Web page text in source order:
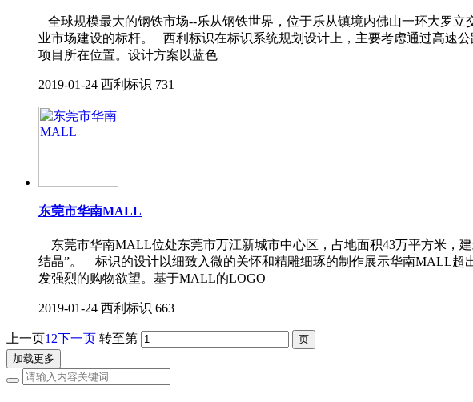
全球规模最大的钢铁市场--乐从钢铁世界，位于乐从镇境内佛山一环大罗
业市场建设的标杆。 西利标识在标识系统规划设计上，主要考虑通过高速
项目所在位置。设计方案以蓝色
2019-01-24 西利标识 731
东莞市华南MALL
东莞市华南MALL位处东莞市万江新城市中心区，占地面积43万平方米，
结晶”。 标识的设计以细致入微的关怀和精雕细琢的制作展示华南MALL超
发强烈的购物欲望。基于MALL的LOGO
2019-01-24 西利标识 663
上一页1 2下一页 转至第
加载更多